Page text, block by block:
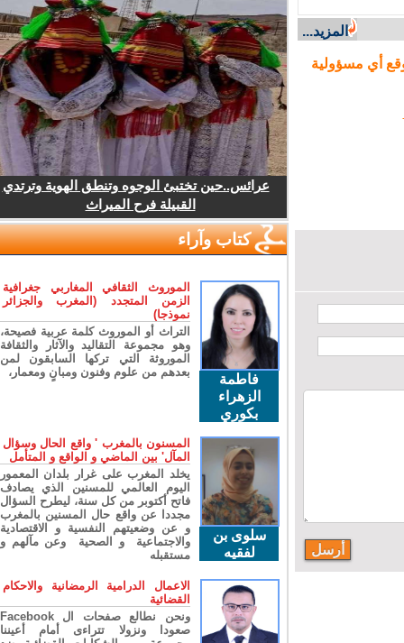
المزيد...
أي مسؤولية
عرائس..حين تختبئ الوجوه وتنطق الهوية وترتدي
القبيلة فرح الميراث
كتاب وآراء
فاطمة
الزهراء
بكوري
الموروث الثقافي المغاربي جغرافية
الزمن المتجدد (المغرب والجزائر
نموذجا)
التراث أو الموروث كلمة عربية فصيحة،
وهو مجموعة التقاليد والآثار والثقافة
الموروثة التي تركها السابقون لمن
بعدهم من علوم وفنون ومبانٍ ومعمار،
سلوى بن
لفقيه
المسنون بالمغرب ' واقع الحال وسؤال
المآل' بين الماضي و الواقع و المتأمل
يخلد المغرب على غرار بلدان المعمور
اليوم العالمي للمسنين الذي يصادف
فاتح أكتوبر من كل سنة، ليطرح السؤال
مجددا عن واقع حال المسنين بالمغرب
و عن وضعيتهم النفسية و الاقتصادية
والاجتماعية و الصحية وعن مآلهم و
مستقبله
الاعمال الدرامية الرمضانية والاحكام
القضائية
ونحن نطالع صفحات ال Facebook
صعودا ونزولا تتراءى أمام أعيننا